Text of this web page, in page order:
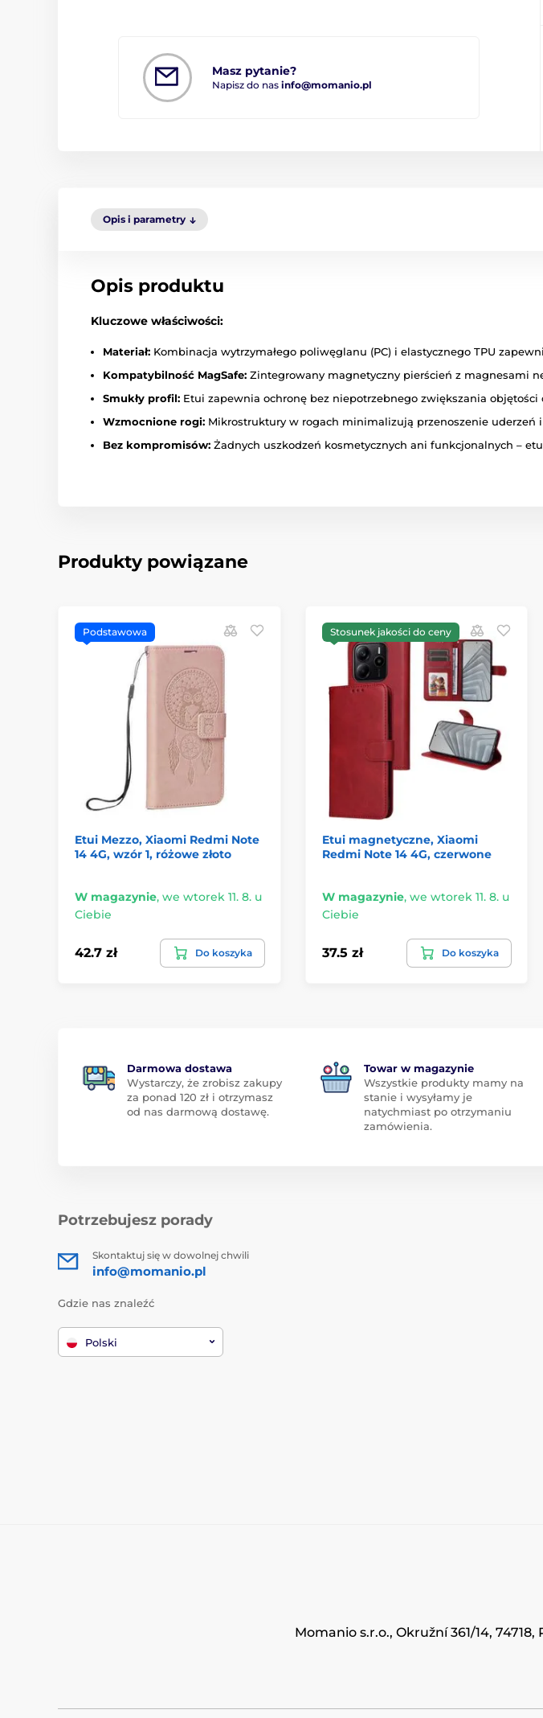
Masz pytanie?
Napisz do nas info@momanio.pl
Opis i parametry
Opis produktu
Kluczowe właściwości:
Materiał: Kombinacja wytrzymałego poliwęglanu (PC) i elastycznego TPU
Kompatybilność MagSafe: Zintegrowany magnetyczny pierścień z magnesami
Smukły profil: Etui zapewnia ochronę bez niepotrzebnego zwiększania objętości
Wzmocnione rogi: Mikrostruktury w rogach minimalizują przenoszenie
Bez kompromisów: Żadnych uszkodzeń kosmetycznych ani funkcjonalnych –
Produkty powiązane
Podstawowa
Etui Mezzo, Xiaomi Redmi Note
14 4G, wzór 1, różowe złoto
W magazynie, we wtorek 11. 8. u
Ciebie
42.7 zł Do koszyka
Stosunek jakości do ceny
Etui magnetyczne, Xiaomi
Redmi Note 14 4G, czerwone
W magazynie, we wtorek 11. 8. u
Ciebie
37.5 zł Do koszyka
Darmowa dostawa
Wystarczy, że zrobisz zakupy
za ponad 120 zł i otrzymasz
od nas darmową dostawę.
Towar w magazynie
Wszystkie produkty mamy na
stanie i wysyłamy je
natychmiast po otrzymaniu
zamówienia.
Potrzebujesz porady
Skontaktuj się w dowolnej chwili
info@momanio.pl
Gdzie nas znaleźć
Polski
Momanio s.r.o., Okružní 361/14,